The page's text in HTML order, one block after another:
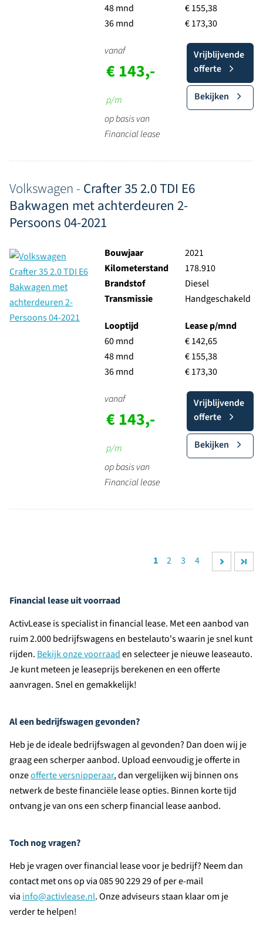
48 mnd
36 mnd
€ 155,38
€ 173,30
vanaf
€ 143,-
p/m
op basis van
Financial lease
Vrijblijvende
offerte
Bekijken
Volkswagen - Crafter 35 2.0 TDI E6
Bakwagen met achterdeuren 2-
Persoons 04-2021
Bouwjaar
2021
Kilometerstand
178.910
Brandstof
Diesel
Transmissie
Handgeschakeld
Looptijd
60 mnd
48 mnd
36 mnd
Lease p/mnd
€ 142,65
€ 155,38
€ 173,30
vanaf
€ 143,-
p/m
op basis van
Financial lease
Vrijblijvende
offerte
Bekijken
1 2 3 4
Financial lease uit voorraad
ActivLease is specialist in financial lease. Met een aanbod van
ruim 2.000 bedrijfswagens en bestelauto's waarin je snel kunt
rijden. Bekijk onze voorraaden selecteer je nieuwe leaseauto.
Je kunt meteen je leaseprijs berekenen en een offerte
aanvragen. Snel en gemakkelijk!
Al een bedrijfswagen gevonden?
Heb je de ideale bedrijfswagen al gevonden? Dan doen wij je
graag een scherper aanbod. Upload eenvoudig je offerte in
onzeofferte versnipperaar, dan vergelijken wij binnen ons
netwerk de beste financiële lease opties. Binnen korte tijd
ontvang je van ons een scherp financial lease aanbod.
Toch nog vragen?
Heb je vragen over financial lease voor je bedrijf? Neem dan
contact met ons op via 085 90 229 29 of per e-mail
via info@activlease.nl. Onze adviseurs staan klaar om je
verder te helpen!